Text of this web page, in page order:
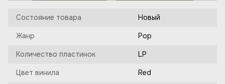
Состояние товара Новый
Жанр Pop
Количество пластинок LP
Цвет винила Red